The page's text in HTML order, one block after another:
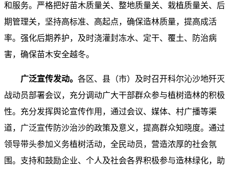
和服务。严格把好苗木质量关、整地质量关、栽植质量关、后
期管理关，坚持高标准、高起点，确保造林质量，提高成活
率。强化后期养护，及时浇灌封冻水、定干、覆土、防治病
害，确保苗木安全越冬。
广泛宣传发动。 各区、县（市）及时召开科尔沁沙地歼灭
战动员部署会议，充分调动广大干部群众参与植树造林的积极
性。充分发挥舆论宣传作用，通过会议、媒体、村广播等渠
道，广泛宣传防沙治沙的政策及意义，提高群众知晓度。通过
领导带头参加义务植树活动，全民动员，营造浓厚的社会氛
围。支持和鼓励企业、个人及社会各界积极参与造林绿化，助